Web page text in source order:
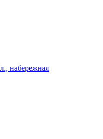
набережная